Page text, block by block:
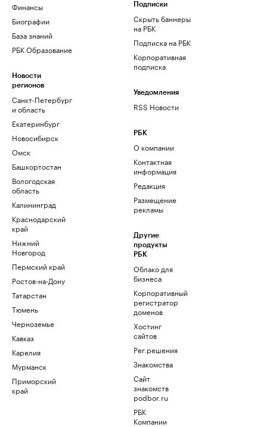
Финансы
Биографии
База знаний
РБК Образование
Новости
регионов
Санкт-Петербург
и область
Екатеринбург
Новосибирск
Омск
Башкортостан
Вологодская
область
Калининград
Краснодарский
край
Нижний
Новгород
Пермский край
Ростов-на-Дону
Татарстан
Тюмень
Черноземье
Кавказ
Карелия
Мурманск
Приморский
край
Подписки
Скрыть баннеры
на РБК
Подписка на РБК
Корпоративная
подписка
Уведомления
RSS Новости
РБК
О компании
Контактная
информация
Редакция
Размещение
рекламы
Другие
продукты
РБК
Облако для
бизнеса
Корпоративный
регистратор
доменов
Хостинг
сайтов
Рег.решения
Знакомства
Сайт
знакомств
podbor.ru
РБК
Компании